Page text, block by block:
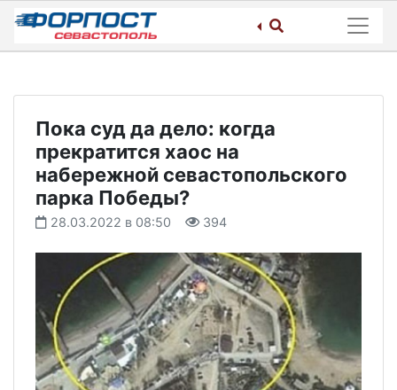
Skip
content
Пока суд да дело: когда
прекратится хаос на
набережной севастопольского
парка Победы?
28.03.2022 в 08:50 394